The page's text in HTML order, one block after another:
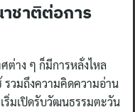
ชาติต่อการ
ต่าง ๆ ก็มีการหลั่งไหล
รวมถึงความคิดความอ่าน
ริ่มเปิดรับวัฒนธรรมตะวัน